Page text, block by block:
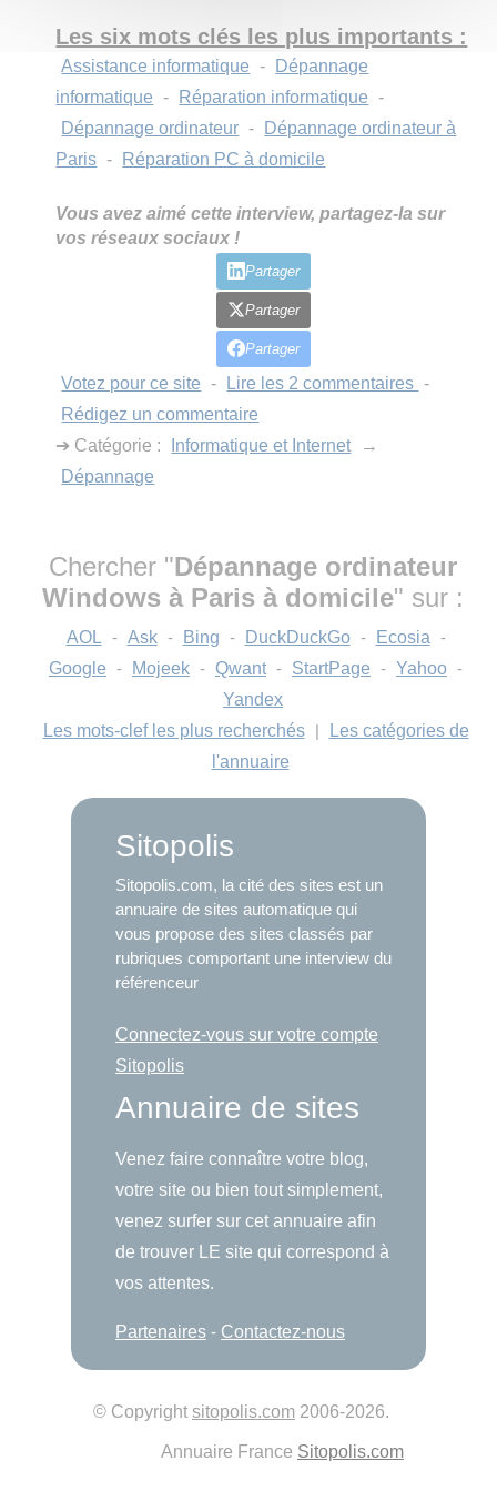
Les six mots clés les plus importants :
Assistance informatique -
Dépannage
informatique - Réparation informatique -
Dépannage ordinateur -
Dépannage ordinateur à
Paris - Réparation PC à domicile
Vous avez aimé cette interview, partagez-la sur
vos réseaux sociaux !
Partager
Partager
Partager
Votez pour ce site - Lire les 2 commentaires -
Rédigez un commentaire
➔ Catégorie :
Informatique et Internet
→
Dépannage
Chercher "Dépannage ordinateur
Windows à Paris à domicile" sur :
AOL - Ask - Bing - DuckDuckGo - Ecosia -
Google - Mojeek - Qwant - StartPage - Yahoo -
Yandex
Les mots-clef les plus recherchés
|
Les catégories de
l'annuaire
Sitopolis
Sitopolis.com, la cité des sites est un
annuaire de sites automatique qui
vous propose des sites classés par
rubriques comportant une interview du
référenceur
Connectez-vous sur votre compte
Sitopolis
Annuaire de sites
Venez faire connaître votre blog,
votre site ou bien tout simplement,
venez surfer sur cet annuaire afin
de trouver LE site qui correspond à
vos attentes.
Partenaires - Contactez-nous
© Copyright sitopolis.com 2006-2026.
Annuaire France Sitopolis.com